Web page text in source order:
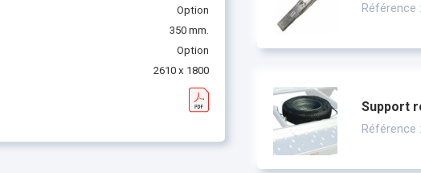
Option
350 mm.
Option
2610 x 1800
Référence
Support
Référence